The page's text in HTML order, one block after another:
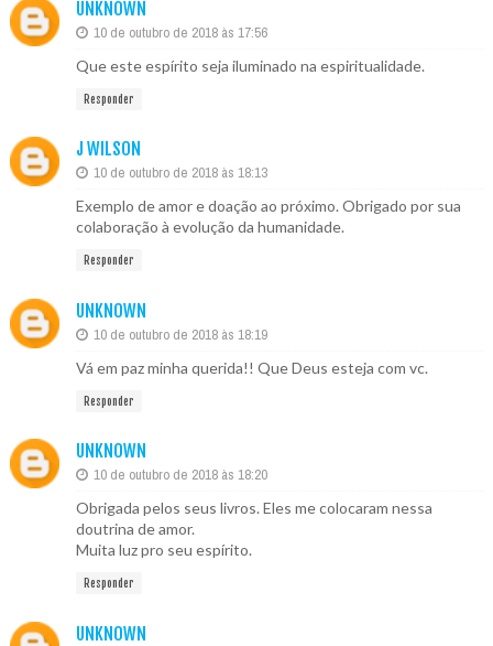
UNKNOWN
10 de outubro de 2018 às 17:56
Que este espírito seja iluminado na espiritualidade.
Responder
J WILSON
10 de outubro de 2018 às 18:13
Exemplo de amor e doação ao próximo. Obrigado por sua
colaboração à evolução da humanidade.
Responder
UNKNOWN
10 de outubro de 2018 às 18:19
Vá em paz minha querida!! Que Deus esteja com vc.
Responder
UNKNOWN
10 de outubro de 2018 às 18:20
Obrigada pelos seus livros. Eles me colocaram nessa
doutrina de amor.
Muita luz pro seu espírito.
Responder
UNKNOWN